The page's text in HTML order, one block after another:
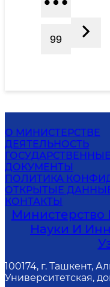
99
О МИНИСТЕРСТВЕ
ДЕЯТЕЛЬНОСТЬ
ДОКУМЕНТЫ
ПОЛИТИКА
ОТКРЫТЫЕ
КОНТАКТЫ
Науки И
100174, г. Ташкент,
Университетская,